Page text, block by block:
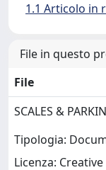
1.1 Articolo in
File in questo
File
SCALES &
Tipologia:
Licenza: